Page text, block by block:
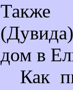
дом в
Как